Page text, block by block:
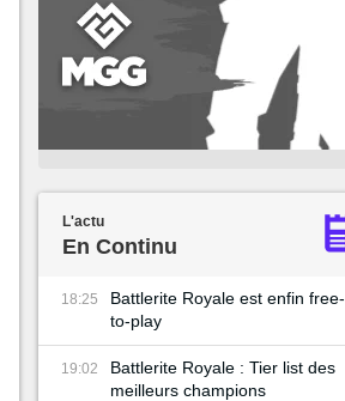
L'actu
En Continu
18:25
Battlerite Royale est enfin free-
to-play
19:02
Battlerite Royale : Tier list des
meilleurs champions